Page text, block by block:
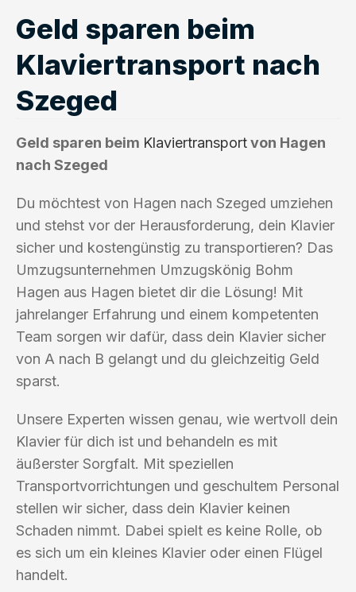
Geld sparen beim
Klaviertransport nach
Szeged
Geld sparen beim Klaviertransportvon Hagen
nach Szeged
Du möchtest von Hagen nach Szeged umziehen
und stehst vor der Herausforderung, dein Klavier
sicher und kostengünstig zu transportieren? Das
Umzugsunternehmen Umzugskönig Bohm
Hagen aus Hagen bietet dir die Lösung! Mit
jahrelanger Erfahrung und einem kompetenten
Team sorgen wir dafür, dass dein Klavier sicher
von A nach B gelangt und du gleichzeitig Geld
sparst.
Unsere Experten wissen genau, wie wertvoll dein
Klavier für dich ist und behandeln es mit
äußerster Sorgfalt. Mit speziellen
Transportvorrichtungen und geschultem Personal
stellen wir sicher, dass dein Klavier keinen
Schaden nimmt. Dabei spielt es keine Rolle, ob
es sich um ein kleines Klavier oder einen Flügel
handelt.